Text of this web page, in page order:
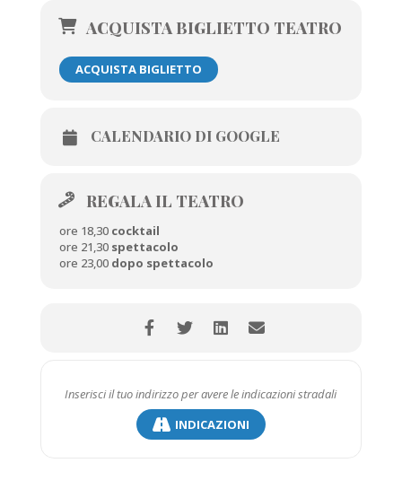
ACQUISTA BIGLIETTO TEATRO
ACQUISTA BIGLIETTO
CALENDARIO DI GOOGLE
REGALA IL TEATRO
ore 18,30 cocktail
ore 21,30 spettacolo
ore 23,00 dopo spettacolo
INDICAZIONI